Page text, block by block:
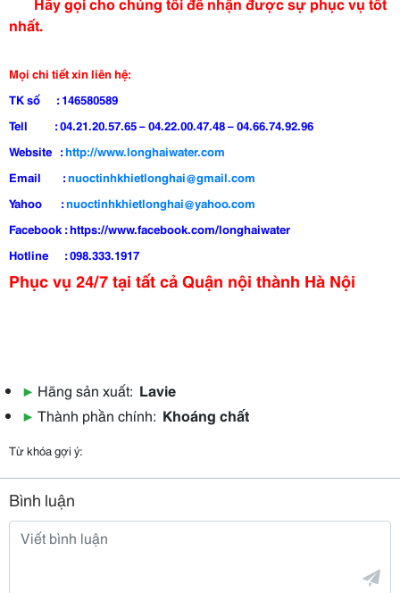
nhất.
Mọi chi tiết xin liên hệ:
TK số : 146580589
Tell : 04.21.20.57.65 – 04.22.00.47.48 – 04.66.74.92.96
Website :http://www.longhaiwater.com
Email :nuoctinhkhietlonghai@gmail.com
Yahoo :nuoctinhkhietlonghai@yahoo.com
Facebook : https://www.facebook.com/longhaiwater
Hotline : 098.333.1917
Phục vụ 24/7 tại tất cả Quận nội thành Hà Nội
▶ Hãng sản xuất: Lavie
▶ Thành phần chính: Khoáng chất
Từ khóa gợi ý:
Bình luận